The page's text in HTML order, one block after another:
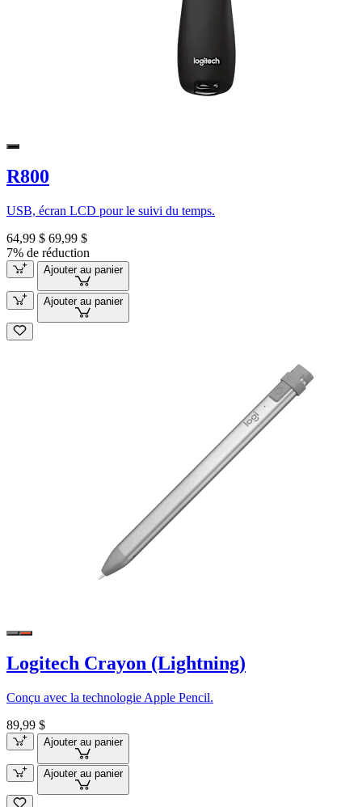
R800
USB, écran LCD pour le suivi du temps.
64,99 $ 69,99 $
7% de réduction
Ajouter au panier
Ajouter au panier
Logitech Crayon (Lightning)
Conçu avec la technologie Apple Pencil.
89,99 $
Ajouter au panier
Ajouter au panier